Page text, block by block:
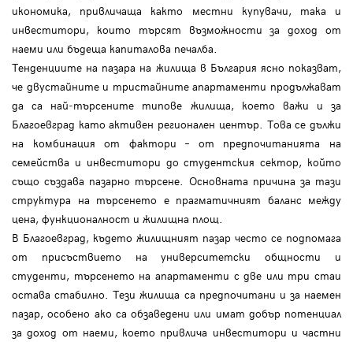
икономика, привличаща както местни купувачи, така и
инвеститори, които търсят възможности за доход от
наеми или бъдеща капиталова печалба.
Tенденциите на пазара на жилища в България ясно показват,
че двустайните и тристайните апартаменти продължават
да са най‑търсените типове жилища, което важи и за
Благоевград като активен регионален център. Това се дължи
на комбинация от фактори – от предпочитанията на
семейства и инвеститори до студентския сектор, който
също създава пазарно търсене. Основната причина за тази
структура на търсенето е прагматичният баланс между
цена, функционалност и жилищна площ.
В Благоевград, където жилищният пазар често се подпомага
от присъствието на университетски общности и
студенти, търсенето на апартаменти с две или три стаи
остава стабилно. Тези жилища са предпочитани и за наемен
пазар, особено ако са обзаведени или имат добър потенциал
за доход от наеми, което привлича инвеститори и частни